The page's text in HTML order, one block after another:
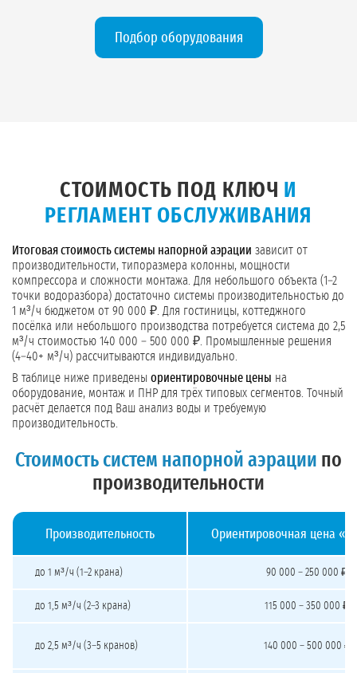
Подбор оборудования
СТОИМОСТЬ ПОД КЛЮЧ И
РЕГЛАМЕНТ ОБСЛУЖИВАНИЯ
Итоговая стоимость системы напорной аэрации зависит от
производительности, типоразмера колонны, мощности
компрессора и сложности монтажа. Для небольшого объекта (1–2
точки водоразбора) достаточно системы производительностью до
1 м³/ч бюджетом от 90 000 ₽. Для гостиницы, коттеджного
посёлка или небольшого производства потребуется система до 2,5
м³/ч стоимостью 140 000 – 500 000 ₽. Промышленные решения
(4–40+ м³/ч) рассчитываются индивидуально.
В таблице ниже приведены ориентировочные цены на
оборудование, монтаж и ПНР для трёх типовых сегментов. Точный
расчёт делается под Ваш анализ воды и требуемую
производительность.
Стоимость систем напорной аэрации по
производительности
Производительность Ориентировочная цена
до 1 м³/ч (1–2 крана) 90 000 – 250 000 ₽
до 1,5 м³/ч (2–3 крана) 115 000 – 350 000 ₽
до 2,5 м³/ч (3–5 кранов) 140 000 – 500 000 ₽